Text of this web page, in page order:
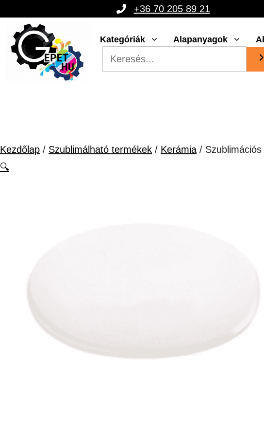
tartalomba
+36 70 205 89 21
Kategóriák Alapanyagok
Kezdőlap / Szublimálható termékek / Kerámia /
🔍